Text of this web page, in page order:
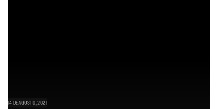
14 DE AGOSTO, 2021